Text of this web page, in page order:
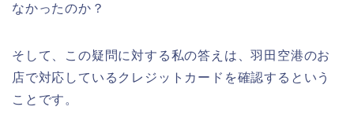
なかったのか？
そして、この疑問に対する私の答えは、羽田空港のお
店で対応しているクレジットカードを確認するという
ことです。